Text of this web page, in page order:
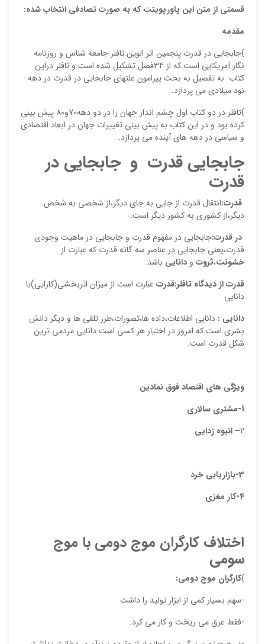
قسمتی از متن این پاورپوینت که به صورت تصادفی انتخاب شده:
مقدمه
}جابجایی در قدرت پنجمین اثر الوین تافلر جامعه شناس و روزنامه
نگار آمریکایی است.که از 34فصل تشکیل شده است و تافلر دراین
کتاب به تفصیل به بحث پیرامون علتهای جابجایی در قدرت در دهه
نود میلادی می پردازد.
}تافلر در دو کتاب اول چشم انداز جهان را در دو دهه70و80 پیش بینی
کرده بود و در این کتاب به پیش بینی تغییرات جهان در ابعاد اقتصادی
و سیاسی در دهه های آینده می پردازد.
جابجایی قدرت و جابجایی در
قدرت
قدرت:انتقال قدرت از جایی به جای دیگر،از شخصی به شخص
دیگر،از کشوری به کشور دیگر است.
در قدرت:جابجایی در مفهوم قدرت و جابجایی در ماهیت وجودی
قدرت،یعنی جابجایی در عناصر سه گانه قدرت که عبارت از
خشونت،ثروت و دانایی باشد.
قدرتاز دیدگاه تافلر:قدرت عبارت است از میزان اثربخشی(کارایی)با
دانایی
دانایی : دانایی اطلاعات،داده ها،تصورات،طرز تلقی ها و دیگر دانش
بشری است که امروز در اختیار هر کسی است.دانایی مردمی ترین
شکل قدرت است.
ویژگی های اقتصاد فوق نمادین
1-مشتری
سالاری
2
– انبوه زدایی
3-بازاریابی
خرد
4-کار
مغزی
اختلاف کارگران موج دومی با موج
سومی
}کارگران موج دومی:
-سهم بسیار کمی از ابزار تولید را داشت
-فقط عرق می ریخت و کار می کرد.